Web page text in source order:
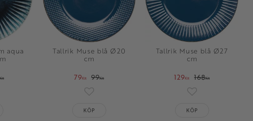
aqua
KR
Tallrik Muse blå Ø20
cm
79KR 99KR
KÖP
Tallrik Muse blå Ø27
cm
129KR 168KR
Lägg till i
KÖP